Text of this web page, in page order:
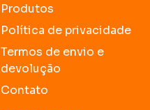
Produtos
Política de privacidade
Termos de envio e
devolução
Contato